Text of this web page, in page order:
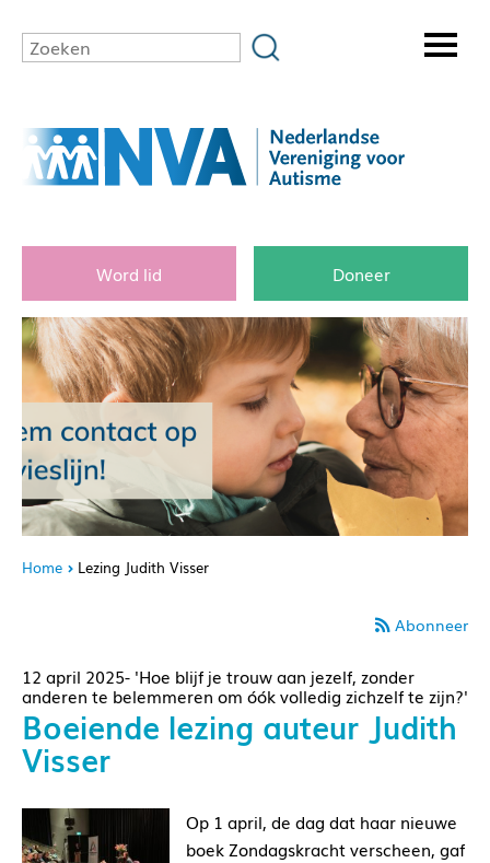
Word lid Doneer
Home Lezing Judith Visser
Abonneer
12 april 2025- 'Hoe blijf je trouw aan jezelf, zonder
anderen te belemmeren om óók volledig zichzelf te zijn?'
Boeiende lezing auteur Judith
Visser
Op 1 april, de dag dat haar nieuwe
boek Zondagskracht verscheen, gaf